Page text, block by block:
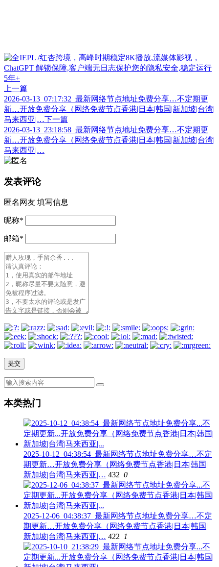
上一篇
2026-03-13_07:17:32_最新网络节点地址免费分享…不定期更
新…开放免费分享（网络免费节点香港|日本|韩国|新加坡|台湾|
马来西亚|… 下一篇
2026-03-13_23:18:58_最新网络节点地址免费分享…不定期更
新…开放免费分享（网络免费节点香港|日本|韩国|新加坡|台湾|
马来西亚|…
发表评论
匿名网友 填写信息
昵称*
邮箱*
本类热门
2025-10-12_04:38:54_最新网络节点地址免费分享…不定
期更新…开放免费分享（网络免费节点香港|日本|韩国|
新加坡|台湾|马来西亚|… 432 0
2025-12-06_04:38:37_最新网络节点地址免费分享…不定
期更新…开放免费分享（网络免费节点香港|日本|韩国|
新加坡|台湾|马来西亚|… 422 1